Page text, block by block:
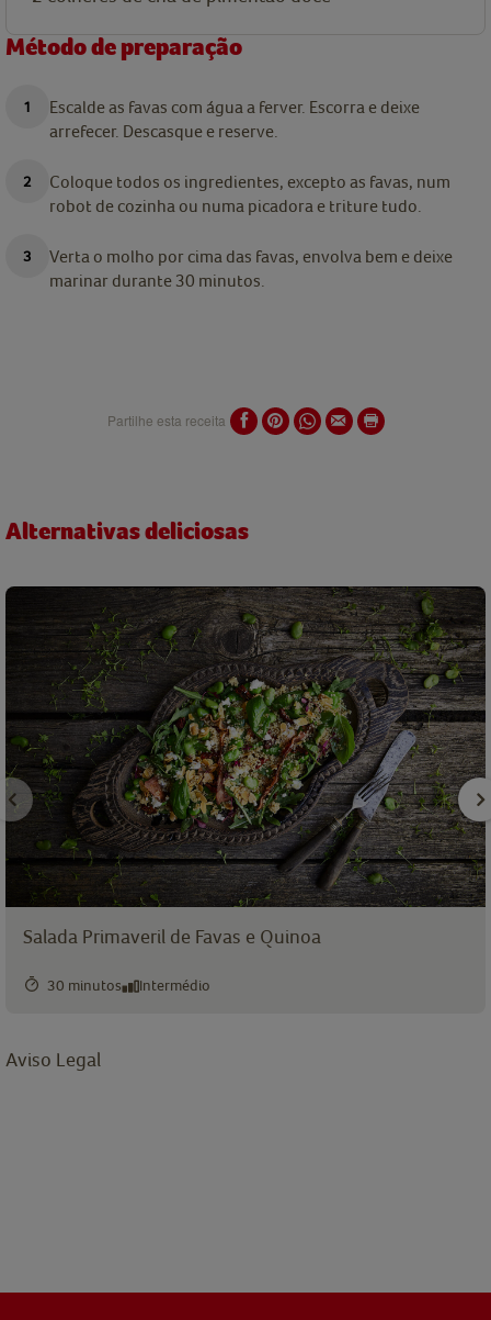
Método de preparação
Escalde as favas com água a ferver. Escorra e deixe
arrefecer. Descasque e reserve.
Coloque todos os ingredientes, excepto as favas, num
robot de cozinha ou numa picadora e triture tudo.
Verta o molho por cima das favas, envolva bem e deixe
marinar durante 30 minutos.
Partilhe esta receita
Alternativas deliciosas
Salada Primaveril de Favas e Quinoa
30 minutos Intermédio
Aviso Legal